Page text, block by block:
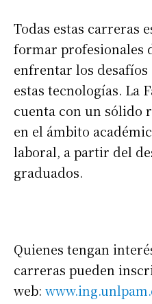
Todas estas carreras
formar profesionales
enfrentar los
estas tecnologías. La
cuenta con un sólido
en el ámbito
laboral, a partir del
graduados.
Quienes tengan
carreras pueden
web: